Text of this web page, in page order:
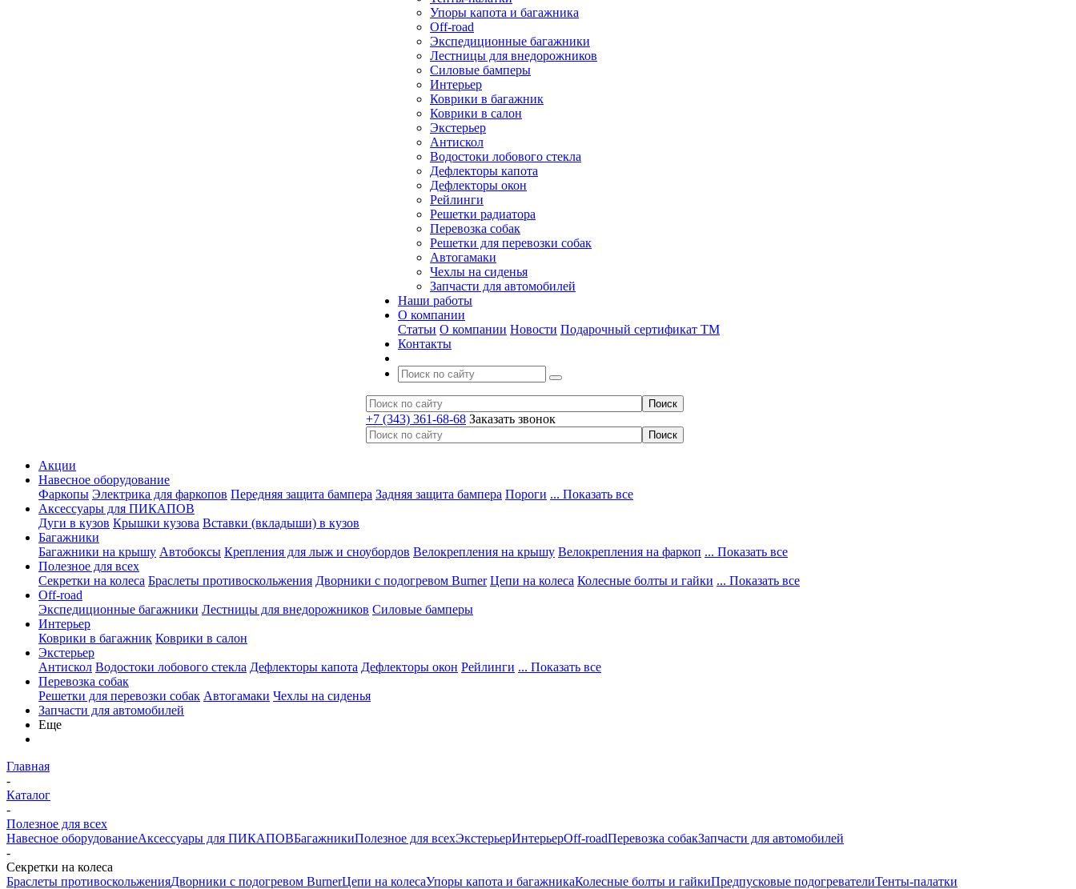
Упоры капота и багажника
Off-road
Экспедиционные багажники
Лестницы для внедорожников
Силовые бамперы
Интерьер
Коврики в багажник
Коврики в салон
Экстерьер
Антискол
Водостоки лобового стекла
Дефлекторы капота
Дефлекторы окон
Рейлинги
Решетки радиатора
Перевозка собак
Решетки для перевозки собак
Автогамаки
Чехлы на сиденья
Запчасти для автомобилей
Наши работы
О компании
Статьи О компании Новости Подарочный сертификат ТМ
Контакты
+7 (343) 361-68-68 Заказать звонок
Акции
Навесное оборудование
Фаркопы Электрика для фаркопов Передняя защита бампера Задняя защита бампера Пороги ... Показать все
Аксессуары для ПИКАПОВ
Дуги в кузов Крышки кузова Вставки (вкладыши) в кузов
Багажники
Багажники на крышу Автобоксы Крепления для лыж и сноубордов Велокрепления на крышу Велокрепления на фаркоп ... Показать все
Полезное для всех
Секретки на колеса Браслеты противоскольжения Дворники с подогревом Burner Цепи на колеса Колесные болты и гайки ... Показать все
Off-road
Экспедиционные багажники Лестницы для внедорожников Силовые бамперы
Интерьер
Коврики в багажник Коврики в салон
Экстерьер
Антискол Водостоки лобового стекла Дефлекторы капота Дефлекторы окон Рейлинги ... Показать все
Перевозка собак
Решетки для перевозки собак Автогамаки Чехлы на сиденья
Запчасти для автомобилей
Еще
Главная
-
Каталог
-
Полезное для всех
Навесное оборудованиеАксессуары для ПИКАПОВБагажникиПолезное для всехЭкстерьерИнтерьерOff-roadПеревозка собакЗапчасти для автомобилей
-
Секретки на колеса
Браслеты противоскольженияДворники с подогревом BurnerЦепи на колесаУпоры капота и багажникаКолесные болты и гайкиПредпусковые подогревателиТенты-палатки